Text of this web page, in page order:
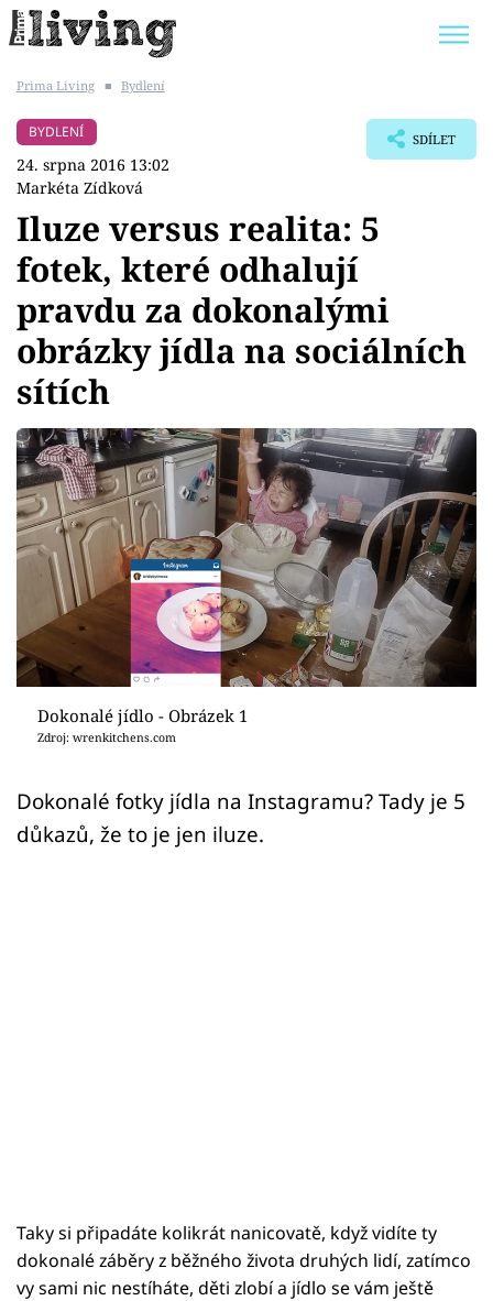
BYDLENÍ SLAVNÝCH
Témata
Bydlení
Zahrada
Design
Sledujte prima+
Přihlášení
Sledujte nás
Prima Living ■ Bydlení
BYDLENÍ
24. srpna 2016 13:02
Markéta Zídková
SDÍLET
Iluze versus realita: 5
fotek, které odhalují
pravdu za dokonalými
obrázky jídla na sociálních
sítích
Dokonalé jídlo - Obrázek 1
Zdroj: wrenkitchens.com
Dokonalé fotky jídla na Instagramu? Tady je 5
důkazů, že to je jen iluze.
Taky si připadáte kolikrát nanicovatě, když vidíte ty
dokonalé záběry z běžného života druhých lidí, zatímco
vy sami nic nestíháte, děti zlobí a jídlo se vám ještě